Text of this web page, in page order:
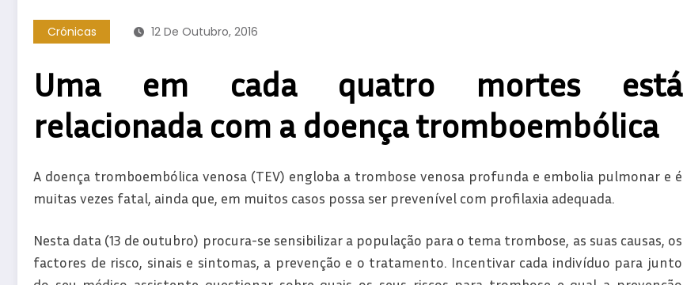
Crónicas 12 De Outubro, 2016
Uma em cada quatro mortes está
relacionada com a doença tromboembólica
A doença tromboembólica venosa (TEV) engloba a trombose venosa profunda e embolia pulmonar e é
muitas vezes fatal, ainda que, em muitos casos possa ser prevenível com profilaxia adequada.
Nesta data (13 de outubro) procura-se sensibilizar a população para o tema trombose, as suas causas, os
factores de risco, sinais e sintomas, a prevenção e o tratamento. Incentivar cada indivíduo para junto